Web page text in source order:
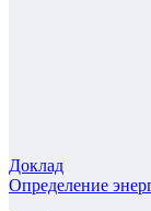
Доклад
Определение